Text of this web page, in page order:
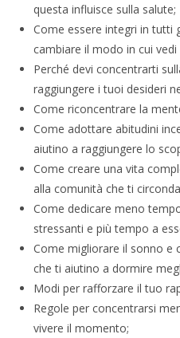
questa influisce sulla salute;
Come essere integri in tutti
cambiare il modo in cui vedi
Perché devi concentrarti
raggiungere i tuoi desideri
Come riconcentrare la
Come adottare abitudini
aiutino a raggiungere lo
Come creare una vita
alla comunità che ti
Come dedicare meno
stressanti e più tempo a
Come migliorare il sonno e
che ti aiutino a dormire
Modi per rafforzare il tuo
Regole per concentrarsi
vivere il momento;